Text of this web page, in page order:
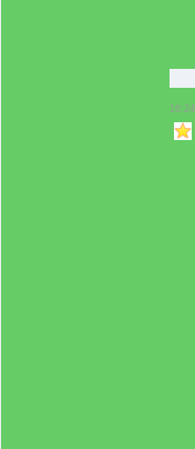
16:24